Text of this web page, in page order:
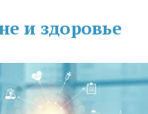
и здоровье